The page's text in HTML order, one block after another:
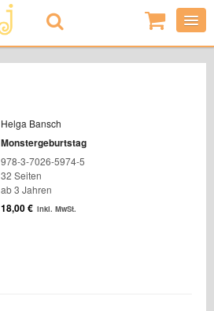
0
Artikel
-
Helga Bansch
Monstergeburtstag
978-3-7026-5974-5
32 Seiten
ab 3 Jahren
18,00€ inkl. MwSt.